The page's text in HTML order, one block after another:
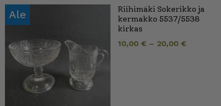
Ale
Riihimäki Sokerikko ja
kermakko 5537/5538
kirkas
10,00 € – 20,00 €